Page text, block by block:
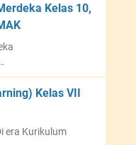
Kelas 10,
Kelas VII
era Kurikulum